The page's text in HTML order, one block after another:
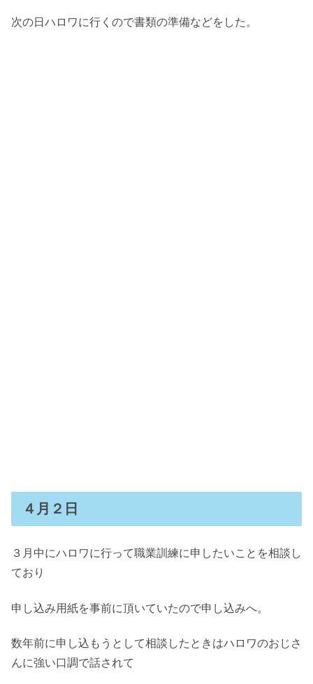
次の日ハロワに行くので書類の準備などをした。
４月２日
３月中にハロワに行って職業訓練に申したいことを相談し
ており
申し込み用紙を事前に頂いていたので申し込みへ。
数年前に申し込もうとして相談したときはハロワのおじさ
んに強い口調で話されて